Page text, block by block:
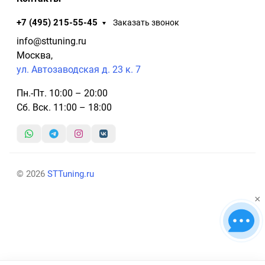
+7 (495) 215-55-45 Заказать звонок
info@sttuning.ru
Москва,
ул. Автозаводская д. 23 к. 7
Пн.-Пт. 10:00 – 20:00
Сб. Вск. 11:00 – 18:00
© 2026 STTuning.ru
×